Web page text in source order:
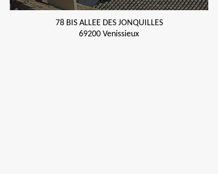
78 BIS ALLEE DES JONQUILLES
69200 Venissieux